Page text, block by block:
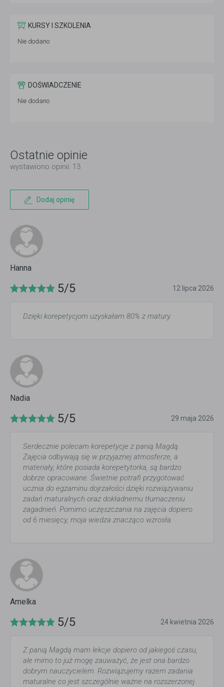
KURSY I SZKOLENIA
Nie dodano
DOŚWIADCZENIE
Nie dodano
Ostatnie opinie
wystawiono opinii: 13
Dodaj opinię
Hanna
5/5 12 lipca 2026
Dzięki korepetycjom uzyskałam 80% z matury.
Nadia
5/5 29 maja 2026
Serdecznie polecam korepetycje z panią Magdą.
Zajęcia odbywają się w przyjaznej atmosferze, a
materiały, które posiada korepetytorka, są bardzo
dobrze opracowane. Świetnie potrafi przygotować
ucznia do egzaminu dojrzałości dzięki rozwiązywaniu
zadań maturalnych oraz dokładnemu tłumaczeniu
zagadnień. Pomimo uczęszczania na zajęcia dopiero
od 6 miesięcy, moja wiedza znacząco wzrosła.
Amelka
5/5 24 kwietnia 2026
Z panią Magdą mam lekcje dopiero od jakiegoś czasu,
ale mimo to już mogę zauważyć, że jest ona bardzo
dobrym nauczycielem. Rozwiązujemy razem zadania
maturalne co jest szczególnie ważne na rozszerzonej